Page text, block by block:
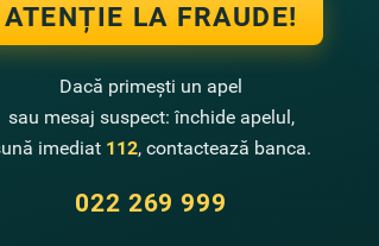
В комратском доме
сотни людей, чтобы
FinComBank a
ATENȚIE LA FRAUDE!
Dacă primești un apel
sau mesaj suspect: închide apelul,
imediat 112, contactează banca.
022 269 999